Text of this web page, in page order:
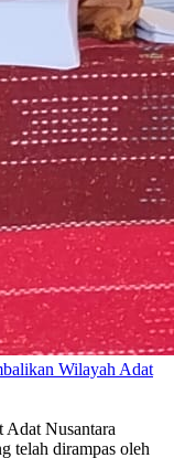
Wilayah Adat
Nusantara
telah dirampas oleh